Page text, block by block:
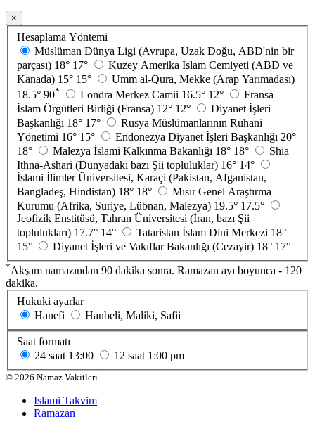
×
Hesaplama Yöntemi
Müslüman Dünya Ligi (Avrupa, Uzak Doğu, ABD'nin bir
parçası) 18° 17°
Kuzey Amerika İslam Cemiyeti (ABD ve
Kanada) 15° 15°
Umm al-Qura, Mekke (Arap Yarımadası)
18.5° 90* Londra Merkez Camii 16.5° 12°
Fransa
İslam Örgütleri Birliği (Fransa) 12° 12°
Diyanet İşleri
Başkanlığı 18° 17°
Rusya Müslümanlarının Ruhani
Yönetimi 16° 15° Endonezya Diyanet İşleri Başkanlığı 20°
18°
Malezya İslami Kalkınma Bakanlığı 18° 18°
Shia
Ithna-Ashari (Dünyadaki bazı Şii topluluklar) 16° 14°
İslami İlimler Üniversitesi, Karaçi (Pakistan, Afganistan,
Bangladeş, Hindistan) 18° 18°
Mısır Genel Araştırma
Kurumu (Afrika, Suriye, Lübnan, Malezya) 19.5° 17.5°
Jeofizik Enstitüsü, Tahran Üniversitesi (İran, bazı Şii
toplulukları) 17.7° 14° Tataristan İslam Dini Merkezi 18°
15°
Diyanet İşleri ve Vakıflar Bakanlığı (Cezayir) 18° 17°
*Akşam namazından 90 dakika sonra. Ramazan ayı boyunca - 120
dakika.
Hukuki ayarlar
Hanefi
Hanbeli, Maliki, Safii
Saat formatı
24 saat 13:00 12 saat 1:00 pm
© 2026 Namaz Vakitleri
Islami Takvim
Ramazan